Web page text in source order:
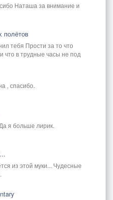
Наташа за внимание и
полётов
тебя Прости за то что
что в трудные часы не под
, спасибо.
я больше лирик.
из этой муки... Чудесные